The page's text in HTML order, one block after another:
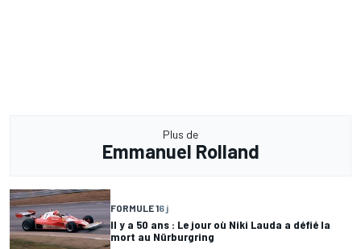
Plus de
Emmanuel Rolland
FORMULE 16 j
Il y a 50 ans : Le jour où Niki Lauda a défié la
mort au Nürburgring